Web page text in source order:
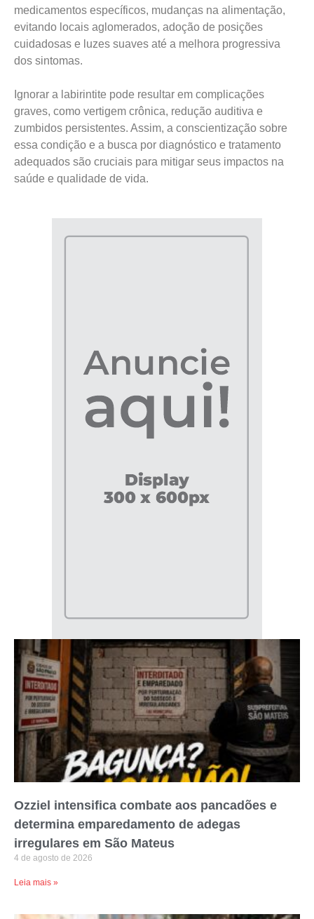
medicamentos específicos, mudanças na alimentação,
evitando locais aglomerados, adoção de posições
cuidadosas e luzes suaves até a melhora progressiva
dos sintomas.
Ignorar a labirintite pode resultar em complicações
graves, como vertigem crônica, redução auditiva e
zumbidos persistentes. Assim, a conscientização sobre
essa condição e a busca por diagnóstico e tratamento
adequados são cruciais para mitigar seus impactos na
saúde e qualidade de vida.
Ozziel intensifica combate aos pancadões e
determina emparedamento de adegas
irregulares em São Mateus
4 de agosto de 2026
Leia mais »